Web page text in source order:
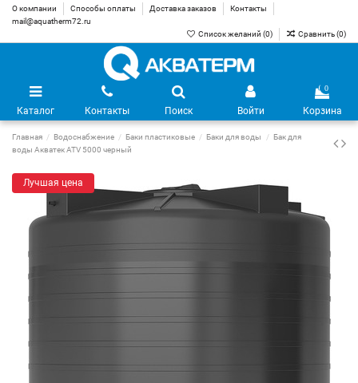
О компании Способы оплаты Доставка заказов
Контакты
mail@aquatherm72.ru
Список желаний (0) Сравнить (0)
Каталог Контакты Поиск Войти
0
Корзина
Главная Водоснабжение Баки пластиковые Баки для воды
Бак для
воды Акватек ATV 5000 черный
Лучшая цена